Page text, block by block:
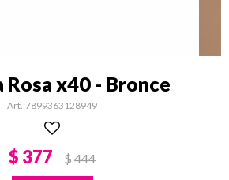
Rosa x40 - Bronce
7899363128949
$ 377 $444